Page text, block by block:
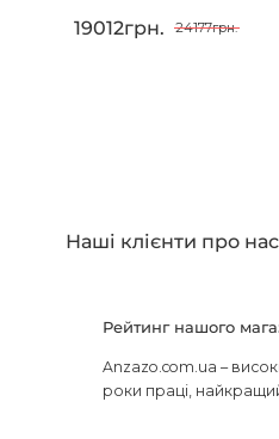
19012грн. 24177грн.
Наші клієнти про
Рейтинг нашого
Anzazo.com.ua –
роки праці,